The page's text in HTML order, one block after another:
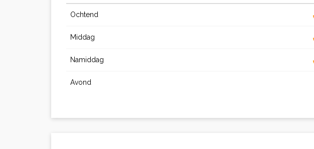
Ochtend
Middag
Namiddag
Avond